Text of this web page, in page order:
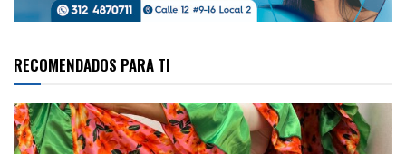
RECOMENDADOS PARA TI